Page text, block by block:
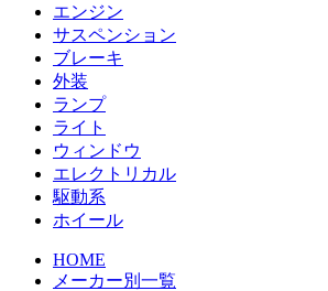
エンジン
サスペンション
ブレーキ
外装
ランプ
ライト
ウィンドウ
エレクトリカル
駆動系
ホイール
HOME
メーカー別一覧